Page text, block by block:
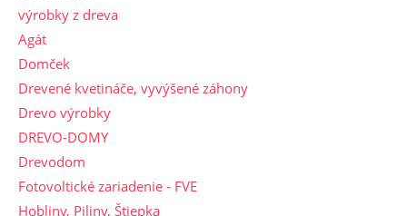
výrobky z dreva
Agát
Domček
Drevené kvetináče, vyvýšené záhony
Drevo výrobky
DREVO-DOMY
Drevodom
Fotovoltické zariadenie - FVE
Hobliny, Piliny, Štiepka